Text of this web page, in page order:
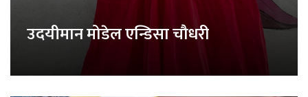
उदयीमान मोडेल एन्डिसा चौधरी